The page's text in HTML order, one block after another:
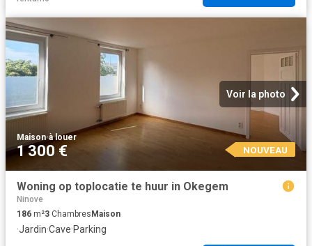
Voir la photo
Maison·à louer
1 300 € NOUVEAU
Woning op toplocatie te huur in Okegem
Ninove
186 m²3 Chambres Maison
·Jardin·Cave·Parking